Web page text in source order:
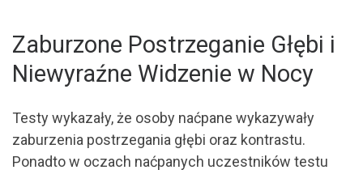
Zaburzone Postrzeganie Głębi i
Niewyraźne Widzenie w Nocy
Testy wykazały, że osoby naćpane wykazywały
zaburzenia postrzegania głębi oraz kontrastu.
Ponadto w oczach naćpanych uczestników testu